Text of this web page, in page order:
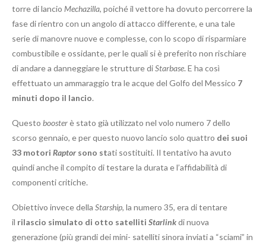
torre di lancio Mechazilla, poiché il vettore ha dovuto percorrere la
fase di rientro con un angolo di attacco differente, e una tale
serie di manovre nuove e complesse, con lo scopo di risparmiare
combustibile e ossidante, per le quali si è preferito non rischiare
di andare a danneggiare le strutture diStarbase. E ha così
effettuato un ammaraggio tra le acque del Golfo del Messico 7
minuti dopo il lancio.
Questo boosterè stato già utilizzato nel volo numero 7 dello
scorso gennaio, e per questo nuovo lancio solo quattro dei suoi
33 motori Raptor sono stati sostituiti. Il tentativo ha avuto
quindi anche il compito di testare la durata e l’affidabilità di
componenti critiche.
Obiettivo invece della Starship, la numero 35, era di tentare
il rilascio simulato di otto satelliti Starlinkdi nuova
generazione (più grandi dei mini- satelliti sinora inviati a “sciami” in